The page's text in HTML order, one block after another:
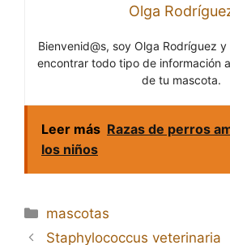
Olga
Bienvenid@s, soy Olga Rodríguez
encontrar todo tipo de información
de tu mascota.
Leer más Razas de perros
los niños
Categorías
mascotas
Navegación
Staphylococcus veterinaria